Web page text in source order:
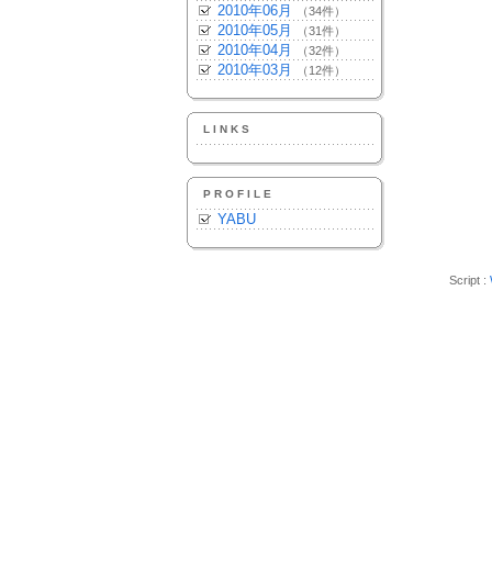
2010年06月 （34件）
2010年05月 （31件）
2010年04月 （32件）
2010年03月 （12件）
LINKS
PROFILE
YABU
Script :